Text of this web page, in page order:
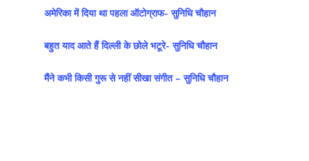
अमेरिका में दिया था पहला ऑटोग्राफ- सुनिधि चौहान
बहुत याद आते हैं दिल्ली के छोले भटूरे- सुनिधि चौहान
मैंने कभी किसी गुरू से नहीं सीखा संगीत – सुनिधि चौहान